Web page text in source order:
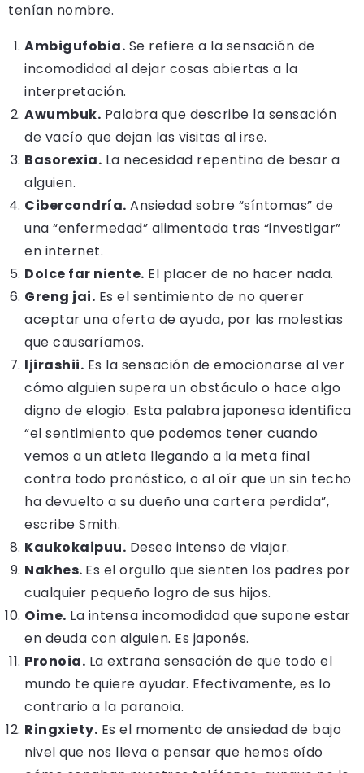
tenían nombre.
Ambigufobia. Se refiere a la sensación de
incomodidad al dejar cosas abiertas a la
interpretación.
Awumbuk. Palabra que describe la sensación
de vacío que dejan las visitas al irse.
Basorexia. La necesidad repentina de besar a
alguien.
Cibercondría. Ansiedad sobre “síntomas” de
una “enfermedad” alimentada tras “investigar”
en internet.
Dolce far niente. El placer de no hacer nada.
Greng jai. Es el sentimiento de no querer
aceptar una oferta de ayuda, por las molestias
que causaríamos.
Ijirashii. Es la sensación de emocionarse al ver
cómo alguien supera un obstáculo o hace algo
digno de elogio. Esta palabra japonesa identifica
“el sentimiento que podemos tener cuando
vemos a un atleta llegando a la meta final
contra todo pronóstico, o al oír que un sin techo
ha devuelto a su dueño una cartera perdida”,
escribe Smith.
Kaukokaipuu. Deseo intenso de viajar.
Nakhes. Es el orgullo que sienten los padres por
cualquier pequeño logro de sus hijos.
Oime. La intensa incomodidad que supone estar
en deuda con alguien. Es japonés.
Pronoia. La extraña sensación de que todo el
mundo te quiere ayudar. Efectivamente, es lo
contrario a la paranoia.
Ringxiety. Es el momento de ansiedad de bajo
nivel que nos lleva a pensar que hemos oído